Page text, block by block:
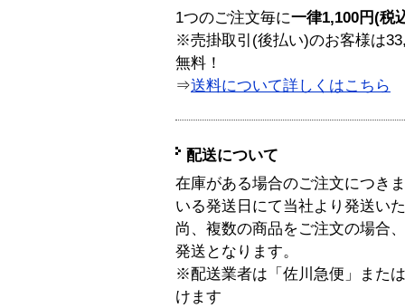
1つのご注文毎に一律1,100円(税
※売掛取引(後払い)のお客様は
無料！
⇒送料について詳しくはこちら
配送について
在庫がある場合のご注文につき
いる発送日にて当社より発送い
尚、複数の商品をご注文の場合
発送となります。
※配送業者は「佐川急便」また
けます